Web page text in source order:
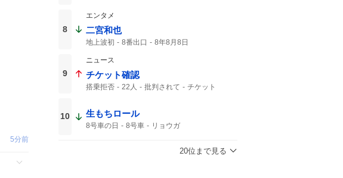
5分前
8
エンタメ
二宮和也
地上波初 8番出口
8年8月8日
映画8番出口
9
ニュース
チケット確認
搭乗拒否 22人 批判されて
チケット
10 生もちロール
8号車の日 8号車 リョウガ
20位まで見る